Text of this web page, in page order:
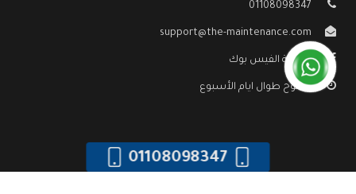
01108098347
support@the-maintenance.com
صفحة الفيس بوك
مفتوح طوال ايام الأسبوع
01108098347